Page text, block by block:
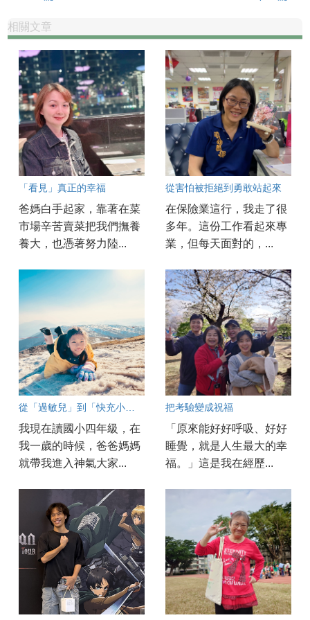
相關文章
「看見」真正的幸福
爸媽白手起家，靠著在菜
市場辛苦賣菜把我們撫養
養大，也憑著努力陸...
從害怕被拒絕到勇敢站起來
在保險業這行，我走了很
多年。這份工作看起來專
業，但每天面對的，...
我現在讀國小四年級，在
我一歲的時候，爸爸媽媽
就帶我進入神氣大家...
把考驗變成祝福
「原來能好好呼吸、好好
睡覺，就是人生最大的幸
福。」這是我在經歷...